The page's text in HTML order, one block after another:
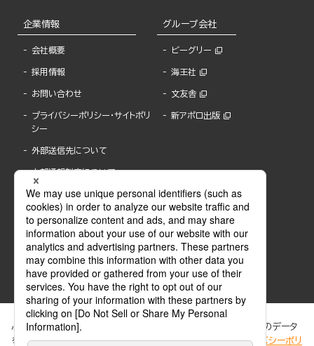
企業情報
会社概要
採用情報
お問い合わせ
プライバシーポリシー・サイトポリ
シー
外部送信先について
内部通報制度について
グループ会社
ビーグリー
海王社
文友舎
新アポロ出版
ぶんか社が運営するサイトでは、利便性向上のためにCookie等のデータ
を使用しています。 当社のCookieについての詳細は、「プライバシーポリ